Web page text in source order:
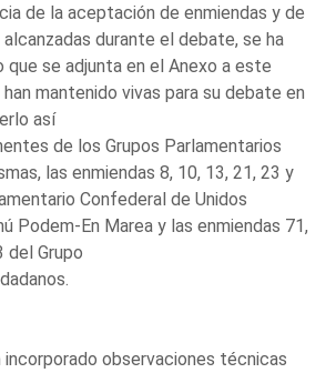
de la aceptación de enmiendas y de
durante el debate, se ha
se adjunta en el Anexo a este
mantenido vivas para su debate en
así
de los Grupos Parlamentarios
las enmiendas 8, 10, 13, 21, 23 y
Confederal de Unidos
Podem-En Marea y las enmiendas 71,
del Grupo
incorporado observaciones técnicas